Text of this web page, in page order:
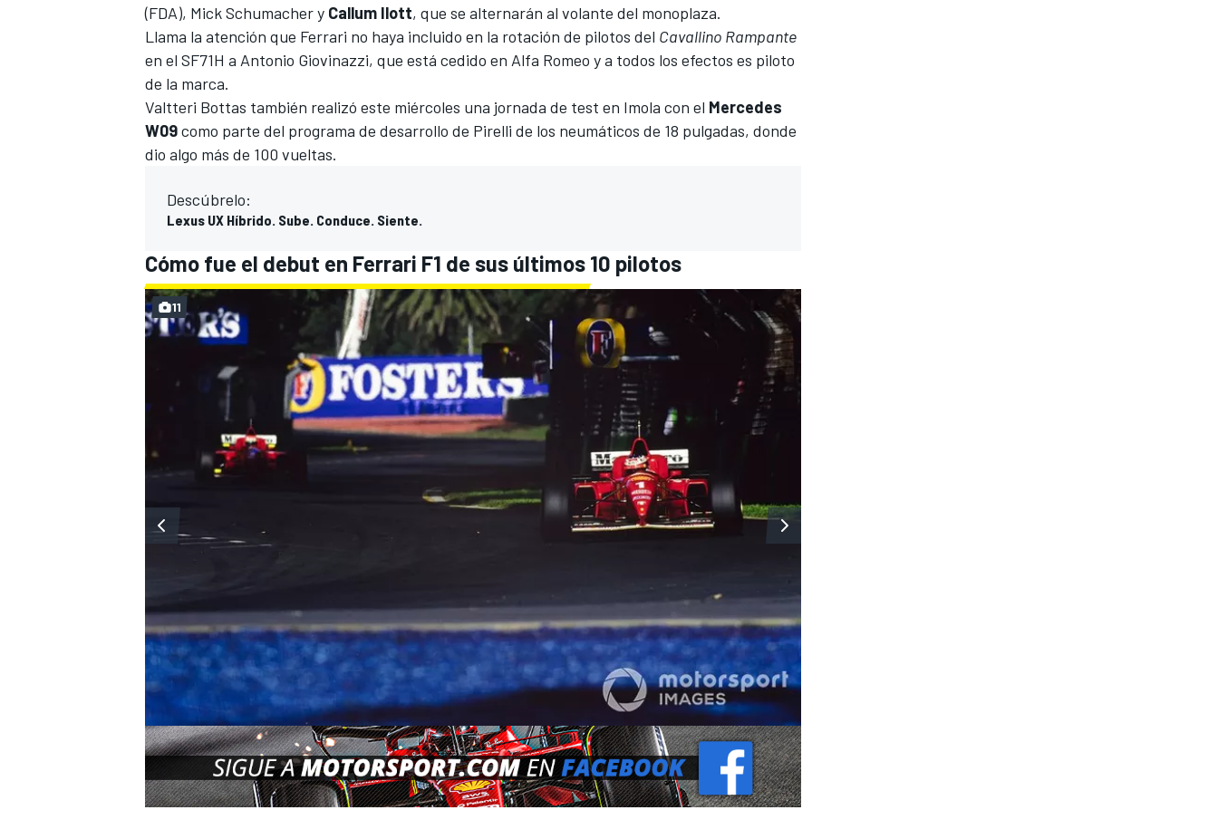
MÁS CATEGORÍAS
(FDA), Mick Schumachery Callum Ilott, que se alternarán al volante del monoplaza.
Llama la atención que Ferrari no haya incluido en la rotación de pilotos del Cavallino Rampante
en el SF71H a Antonio Giovinazzi, que está cedido en Alfa Romeo y a todos los efectos es piloto
de la marca.
Valtteri Bottas también realizó este miércoles una jornada de test en Imola con el Mercedes
W09como parte del programa de desarrollo de Pirelli de los neumáticos de 18 pulgadas, donde
dio algo más de 100 vueltas.
Descúbrelo:
Lexus UX Híbrido. Sube. Conduce. Siente.
Cómo fue el debut en Ferrari F1 de sus últimos 10 pilotos
11